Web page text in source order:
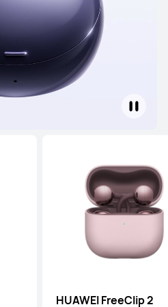
HUAWEI FreeClip 2
FreeArc シリ
HUAWEI FreeBuds Pro 5